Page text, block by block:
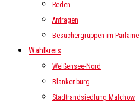
Reden
Anfragen
Besuchergruppen im
Wahlkreis
Weißensee-Nord
Blankenburg
Stadtrandsiedlung Malchow